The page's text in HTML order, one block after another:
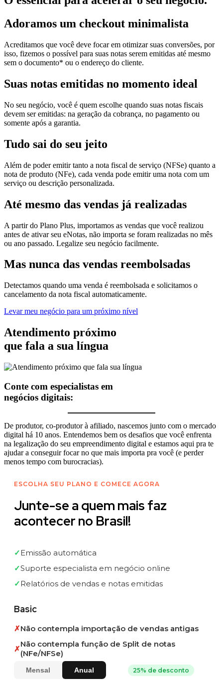
Adoramos um checkout minimalista
Acreditamos que você deve focar em otimizar suas conversões, por
isso, fizemos o possível para suas notas serem emitidas até mesmo
sem o documento* ou o endereço do cliente.
Suas notas emitidas no momento ideal
No seu negócio, você é quem escolhe quando suas notas fiscais
devem ser emitidas: na geração da cobrança, no pagamento ou
somente após a garantia.
Tudo sai do seu jeito
Além de poder emitir tanto a nota fiscal de serviço (NFSe) quanto a
nota de produto (NFe), cada venda pode emitir uma nota com um
serviço ou descrição personalizada.
Até mesmo das vendas já realizadas
A partir do Plano Plus, importamos as vendas que você realizou
antes de ativar seu eNotas, não importa se foram realizadas no mês
ou ano passado. Legalize seu negócio facilmente.
Mas nunca das vendas reembolsadas
Detectamos quando uma venda é reembolsada e solicitamos o
cancelamento da nota fiscal automaticamente.
Levar meu negócio para um próximo nível
Atendimento próximo
que fala a sua língua
Conte com especialistas em
negócios digitais:
De produtor, co-produtor à afiliado, nascemos junto com o mercado
digital há 10 anos. Entendemos bem os desafios que você enfrenta
na legalização do seu empreendimento digital e estamos aqui pra te
ajudar a conseguir focar no que mais importa pra você (e perder
menos tempo com burocracias).
ESCOLHA SEU PLANO E COMECE AGORA
Junte-se a quem mais faz
acontecer no Brasil!
✓Emissão automática
✓Suporte especialista em negócio online
✓Relatórios de vendas e notas emitidas
Basic
✗Não contempla importação de vendas antigas
✗Não contempla função de Split de notas
(NFe/NFSe)
Mensal Anual 25% de desconto